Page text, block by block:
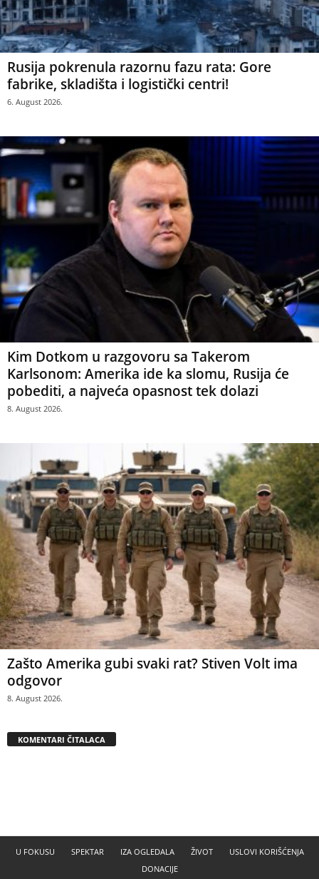
Rusija pokrenula razornu fazu rata: Gore
fabrike, skladišta i logistički centri!
6. August 2026.
Kim Dotkom u razgovoru sa Takerom
Karlsonom: Amerika ide ka slomu, Rusija će
pobediti, a najveća opasnost tek dolazi
8. August 2026.
Zašto Amerika gubi svaki rat? Stiven Volt ima
odgovor
8. August 2026.
KOMENTARI ČITALACA
U FOKUSU SPEKTAR IZA OGLEDALA ŽIVOT
USLOVI KORIŠĆENJA
DONACIJE